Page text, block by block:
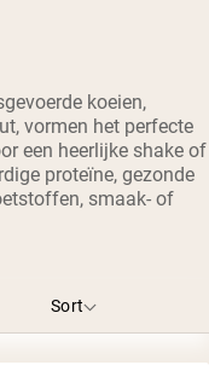
Isolaat
koeien,
vormen het perfecte
een heerlijke shake of
proteïne, gezonde
smaak- of
Sort